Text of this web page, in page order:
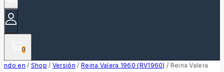
0
ndo en / Shop / Versión / Reina Valera 1960 (RV1960) / Reina Valera